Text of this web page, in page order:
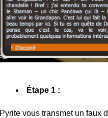
Étape 1 :
Pyrite vous transmet un faux